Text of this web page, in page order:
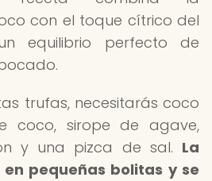
con el toque cítrico del
equilibrio perfecto de
trufas, necesitarás coco
coco, sirope de agave,
y una pizca de sal. La
pequeñas bolitas y se